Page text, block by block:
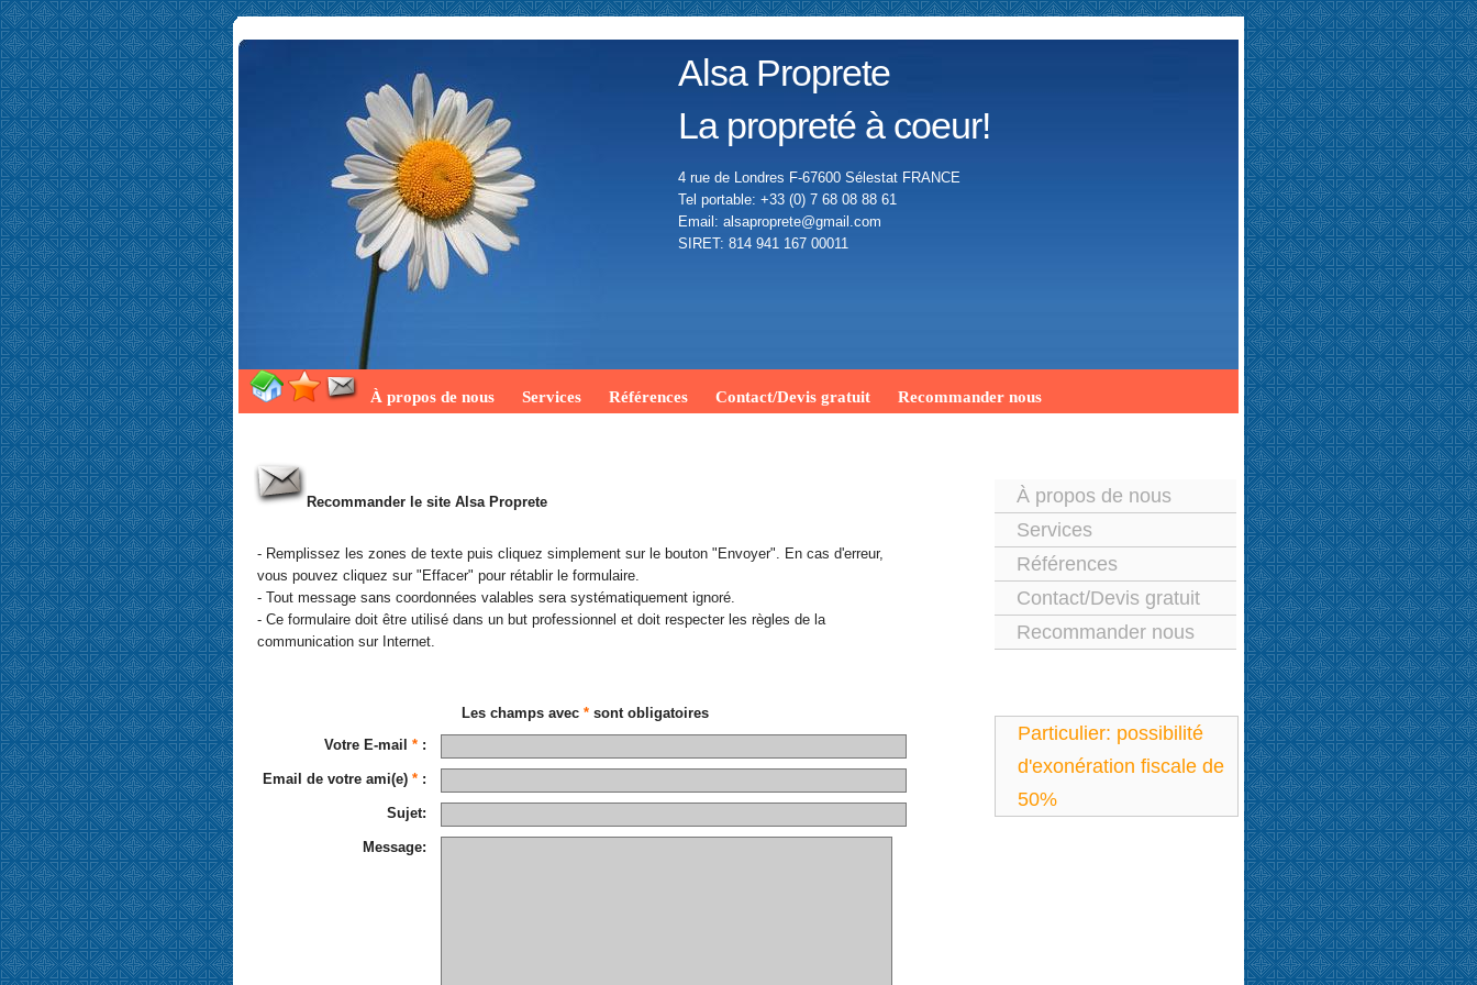
Alsa Proprete
La propreté à coeur!
4 rue de Londres F-67600 Sélestat FRANCE
Tel portable: +33 (0) 7 68 08 88 61
Email: alsaproprete@gmail.com
SIRET: 814 941 167 00011
À propos de nous Services Références Contact/Devis gratuit Recommander nous
Recommander le site Alsa Proprete
- Remplissez les zones de texte puis cliquez simplement sur le bouton "Envoyer". En cas d'erreur,
vous pouvez cliquez sur "Effacer" pour rétablir le formulaire.
- Tout message sans coordonnées valables sera systématiquement ignoré.
- Ce formulaire doit être utilisé dans un but professionnel et doit respecter les règles de la
communication sur Internet.
Les champs avec *sont obligatoires
Votre E-mail * :
Email de votre ami(e) * :
Sujet:
Message:
À propos de nous
Services
Références
Contact/Devis gratuit
Recommander nous
Particulier: possibilité
d'exonération fiscale de
50%